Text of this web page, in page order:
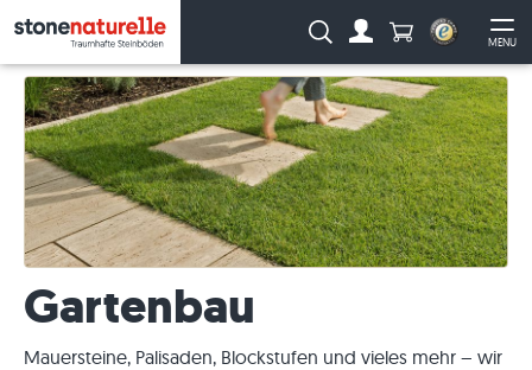
MENU
Suche: Anzahl
Gartenbau
Mauersteine, Palisaden, Blockstufen und vieles mehr – wir